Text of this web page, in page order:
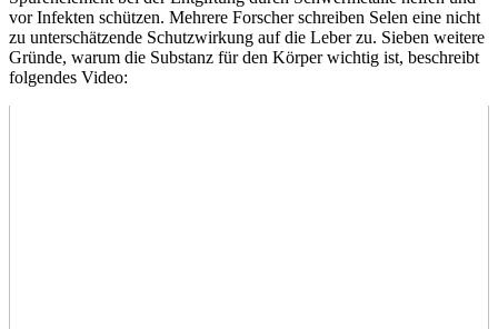
vor Infekten schützen. Mehrere Forscher schreiben Selen eine nicht
zu unterschätzende Schutzwirkung auf die Leber zu. Sieben weitere
Gründe, warum die Substanz für den Körper wichtig ist, beschreibt
folgendes Video: